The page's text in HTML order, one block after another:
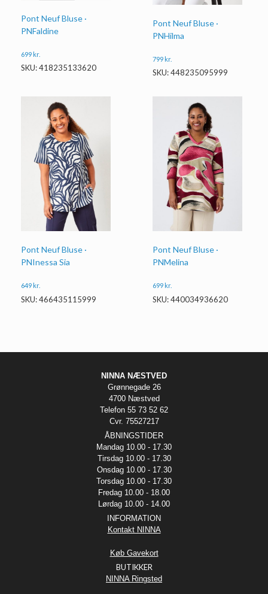
Pont Neuf Bluse ·
PNFaldine
699kr.
SKU: 418235133620
Pont Neuf Bluse ·
PNHilma
799kr.
SKU: 448235095999
Pont Neuf Bluse ·
PNInessa Sia
649 kr.
SKU: 466435115999
Pont Neuf Bluse ·
PNMelina
699 kr.
SKU: 440034936620
NINNA NÆSTVED
Grønnegade 26
4700 Næstved
Telefon 55 73 52 62
Cvr. 75527217
ÅBNINGSTIDER
Mandag 10.00 - 17.30
Tirsdag 10.00 - 17.30
Onsdag 10.00 - 17.30
Torsdag 10.00 - 17.30
Fredag 10.00 - 18.00
Lørdag 10.00 - 14.00
INFORMATION
Kontakt NINNA
Køb Gavekort
BUTIKKER
NINNA Ringsted